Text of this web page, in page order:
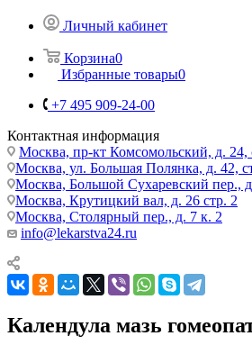
Личный кабинет
Корзина0
Избранные товары0
+7 495 909-24-00
Контактная информация
Москва, пр-кт Комсомольский, д. 24,
Москва, ул. Большая Полянка, д. 42,
Москва, Большой Сухаревский пер.,
Москва, Крутицкий вал, д. 26 стр. 2
Москва, Столярный пер., д. 7 к. 2
info@lekarstva24.ru
Календула мазь